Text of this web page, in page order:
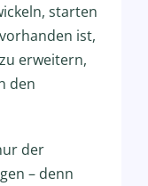
starten
ist,
erweitern,
den
der
– denn